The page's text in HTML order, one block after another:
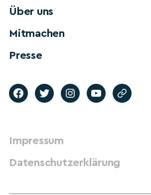
Über uns
Mitmachen
Presse
Impressum
Datenschutzerklärung